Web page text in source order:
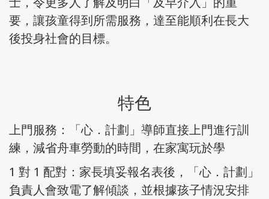
要，讓孩童得到所需服務，達至能順利在長大
後投身社會的目標。
特色
上門服務：「心．計劃」導師直接上門進行訓
練，減省舟車勞動的時間，在家寓玩於學
1 對 1 配對：家長填妥報名表後，「心．計劃」
負責人會致電了解傾談，並根據孩子情況安排